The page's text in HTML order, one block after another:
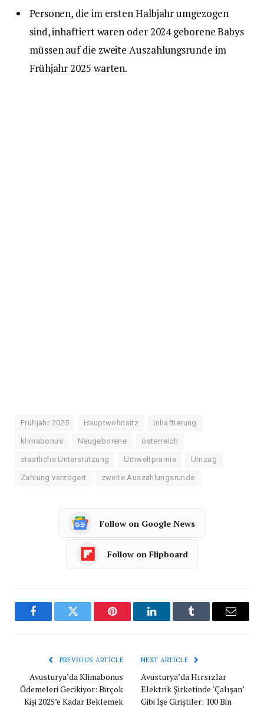
Personen, die im ersten Halbjahr umgezogen
sind, inhaftiert waren oder 2024 geborene Babys
müssen auf die zweite Auszahlungsrunde im
Frühjahr 2025 warten.
Frühjahr 2025 Hauptwohnsitz Inhaftierung
klimabonus Neugeborene österreich
staatliche Unterstützung Umweltprämie Umzug
Zahlung verzögert zweite Auszahlungsrunde
Follow on Google News
Follow on Flipboard
FacebookTwitter Pinterest LinkedInTumblr Email
PREVIOUS ARTICLE
Avusturya’da Klimabonus
Ödemeleri Gecikiyor: Birçok
Kişi 2025’e Kadar Beklemek
NEXT ARTICLE
Avusturya’da Hırsızlar
Elektrik Şirketinde ‘Çalışan’
Gibi İşe Giriştiler: 100 Bin